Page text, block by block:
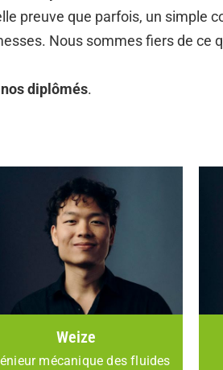
preuve que parfois, un simple
Nous sommes fiers de ce
diplômés.
Weize
mécanique des fluides